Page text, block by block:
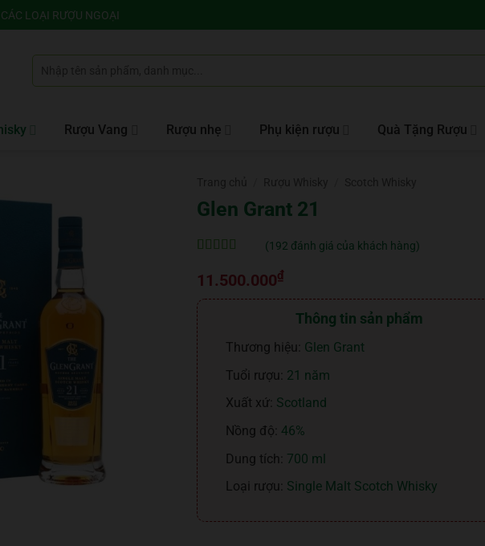
LOẠI RƯỢU NGOẠI
Rượu Vang Rượu nhẹ Phụ kiện rượu Quà Tặng Rượu
Glen Grant 21
trên
đánh
giá
(192 đánh giá của khách hàng)
11.500.000₫
Thông tin sản phẩm
Thương hiệu: Glen Grant
Tuổi rượu: 21 năm
Xuất xứ: Scotland
Nồng độ: 46%
Dung tích: 700 ml
Loại rượu: Single Malt Scotch Whisky